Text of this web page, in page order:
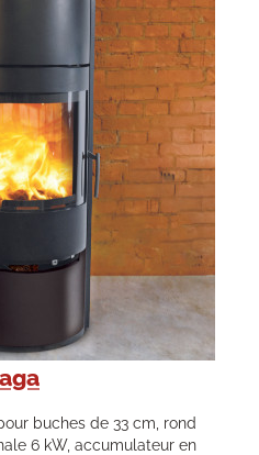
buches de 33 cm, rond
6 kW, accumulateur en